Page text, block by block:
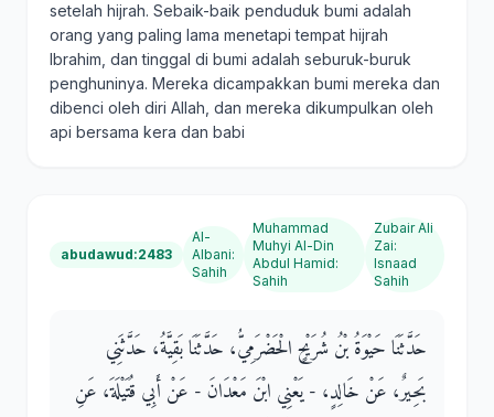
setelah hijrah. Sebaik-baik penduduk bumi adalah
orang yang paling lama menetapi tempat hijrah
Ibrahim, dan tinggal di bumi adalah seburuk-buruk
penghuninya. Mereka dicampakkan bumi mereka dan
dibenci oleh diri Allah, dan mereka dikumpulkan oleh
api bersama kera dan babi
abudawud:2483
Al-
Albani:
Sahih
Muhammad
Muhyi Al-Din
Abdul Hamid:
Sahih
Zubair Ali
Zai:
Isnaad
Sahih
حَدَّثَنَا حَيْوَةُ بْنُ شُرَيْحٍ الْحَضْرَمِيُّ، حَدَّثَنَا بَقِيَّةُ، حَدَّثَنِي
بَحِيرٌ، عَنْ خَالِدٍ، - يَعْنِي ابْنَ مَعْدَانَ - عَنْ أَبِي قُتَيْلَةَ، عَنِ